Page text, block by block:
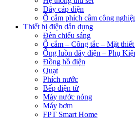
Dây cáp điện
Ổ cắm phích cắm công
Thiết bị điện dân dụng
Đèn chiếu sáng
Ổ cắm – Công tắc – Mặt
Ống luồn dây điện – Phụ
Đồng hồ điện
Quạt
Phích nước
Bếp điện từ
Máy nước nóng
Máy bơm
FPT Smart Home